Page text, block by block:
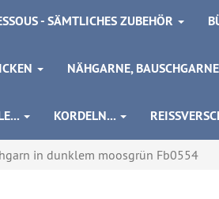
- SÄMTLICHES ZUBEHÖR
NÄHGARNE,
KORDELN...
in dunklem moosgrün Fb0554